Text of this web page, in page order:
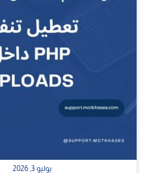
يوليو 3, 2026